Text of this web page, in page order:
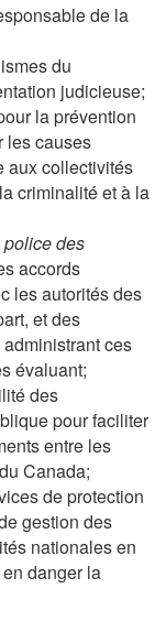
de la
du
judicieuse;
la prévention
les causes
aux collectivités
criminalité et à la
des
accords
les autorités des
et des
ces
évaluant;
des
pour faciliter
entre les
Canada;
de protection
gestion des
nationales en
danger la